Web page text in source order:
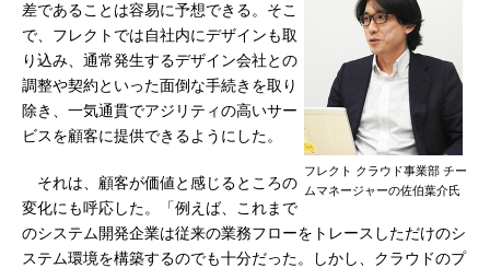
フレクト クラウド事業部 チー
ムマネージャーの佐伯葉介氏
差であることは容易に予想できる。そこ
で、フレクトでは自社内にデザインも取
り込み、通常発生するデザイン会社との
調整や契約といった面倒な手続きを取り
除き、一気通貫でアジリティの高いサー
ビスを顧客に提供できるようにした。
それは、顧客が価値と感じるところの
変化にも呼応した。「例えば、これまで
のシステム開発企業は従来の業務フローをトレースしただけのシ
ステム環境を構築するのでも十分だった。しかし、クラウドのプ